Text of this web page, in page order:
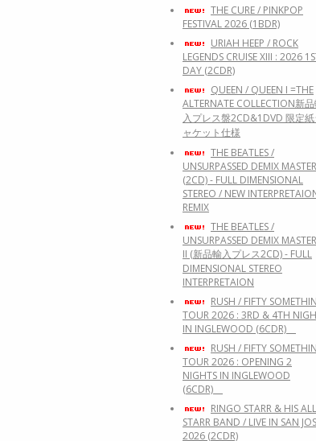
THE CURE / PINKPOP
FESTIVAL 2026 (1BDR)
URIAH HEEP / ROCK
LEGENDS CRUISE XIII : 2026
DAY (2CDR)
QUEEN / QUEEN I =THE
ALTERNATE COLLECTION新
入プレス盤2CD&1DVD 限定紙
ャケット仕様
THE BEATLES /
UNSURPASSED DEMIX
(2CD) - FULL DIMENSIONAL
STEREO / NEW
REMIX
THE BEATLES /
UNSURPASSED DEMIX
II (新品輸入プレス2CD) - FULL
DIMENSIONAL STEREO
INTERPRETAION
RUSH / FIFTY
TOUR 2026 : 3RD & 4TH
IN INGLEWOOD (6CDR)
RUSH / FIFTY
TOUR 2026 : OPENING 2
NIGHTS IN INGLEWOOD
(6CDR)
RINGO STARR & HIS ALL
STARR BAND / LIVE IN SAN
2026 (2CDR)